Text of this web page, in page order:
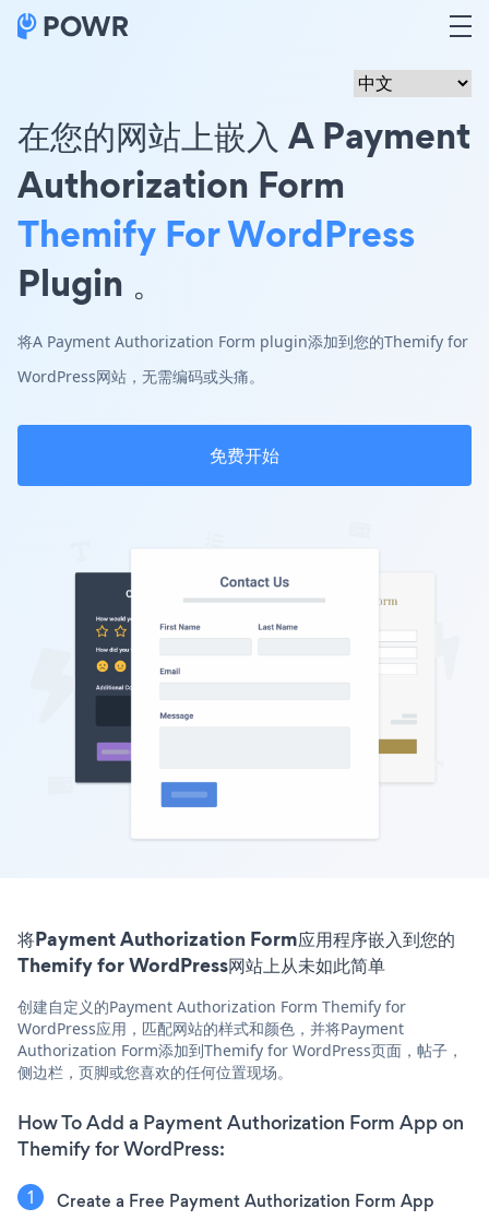
在您的网站上嵌入 A Payment
Authorization Form
Themify For WordPress
Plugin 。
将A Payment Authorization Form plugin添加到您的Themify for
WordPress网站，无需编码或头痛。
免费开始
将Payment Authorization Form应用程序嵌入到您的
Themify for WordPress网站上从未如此简单
创建自定义的Payment Authorization Form Themify for
WordPress应用，匹配网站的样式和颜色，并将Payment
Authorization Form添加到Themify for WordPress页面，帖子，
侧边栏，页脚或您喜欢的任何位置现场。
How To Add a Payment Authorization Form App on
Themify for WordPress:
Create a Free Payment Authorization Form App